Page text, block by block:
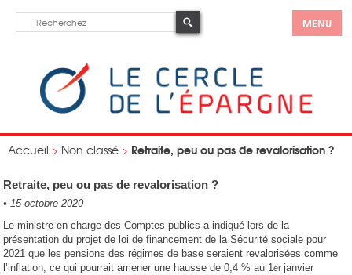
MENU
Accueil > Non classé > Retraite, peu ou pas de revalorisation ?
Retraite, peu ou pas de revalorisation ?
• 15 octobre 2020
Le ministre en charge des Comptes publics a indiqué lors de la
présentation du projet de loi de financement de la Sécurité sociale pour
2021 que les pensions des régimes de base seraient revalorisées comme
l’inflation, ce qui pourrait amener une hausse de 0,4 % au 1erjanvier